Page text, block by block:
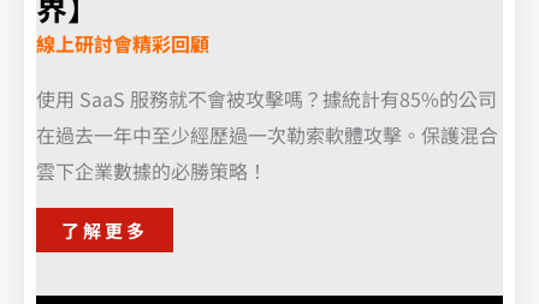
線上研討會精彩回顧
使用 SaaS 服務就不會被攻擊嗎？據統計有85%的公司
在過去一年中至少經歷過一次勒索軟體攻擊。保護混合
雲下企業數據的必勝策略！
了解更多